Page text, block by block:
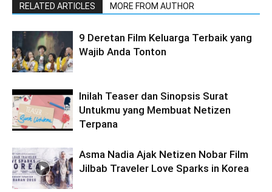
RELATED ARTICLES MORE FROM AUTHOR
9 Deretan Film Keluarga Terbaik yang
Wajib Anda Tonton
Inilah Teaser dan Sinopsis Surat
Untukmu yang Membuat Netizen
Terpana
Asma Nadia Ajak Netizen Nobar Film
Jilbab Traveler Love Sparks in Korea